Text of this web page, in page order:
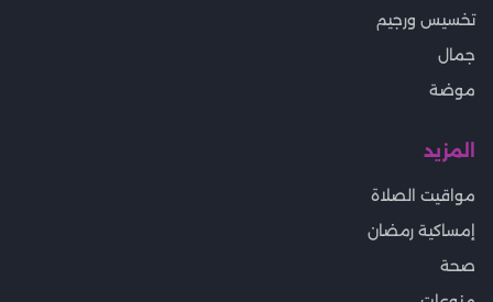
تخسيس ورجيم
جمال
موضة
المزيد
مواقيت الصلاة
إمساكية رمضان
صحة